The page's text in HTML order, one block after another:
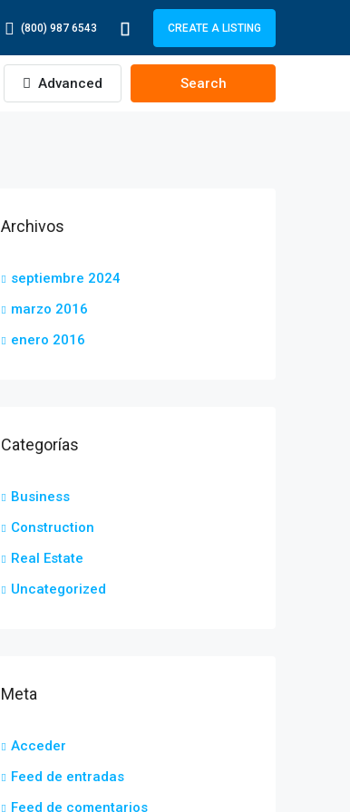
(800) 987 6543 CREATE A LISTING
Advanced Search
Archivos
septiembre 2024
marzo 2016
enero 2016
Categorías
Business
Construction
Real Estate
Uncategorized
Meta
Acceder
Feed de entradas
Feed de comentarios